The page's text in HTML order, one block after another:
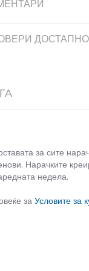
за сите
Нарачките
недела.
за Условите за